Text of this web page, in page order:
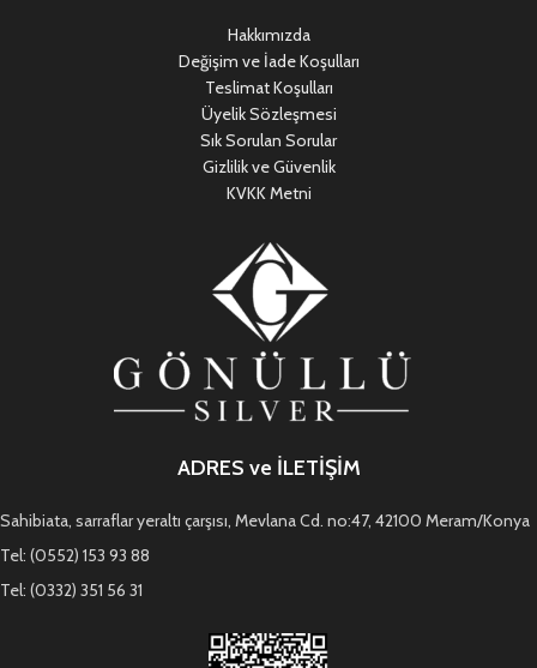
Hakkımızda
Değişim ve İade Koşulları
Teslimat Koşulları
Üyelik Sözleşmesi
Sık Sorulan Sorular
Gizlilik ve Güvenlik
KVKK Metni
ADRES ve İLETİŞİM
Sahibiata, sarraflar yeraltı çarşısı, Mevlana Cd. no:47, 42100 Meram/Konya
Tel: (0552) 153 93 88
Tel: (0332) 351 56 31